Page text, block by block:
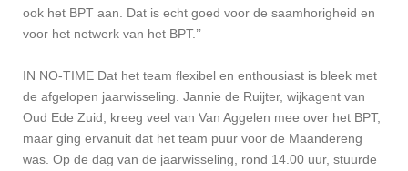
ook het BPT aan. Dat is echt goed voor de saamhorigheid en
voor het netwerk van het BPT.’’
IN NO-TIME Dat het team flexibel en enthousiast is bleek met
de afgelopen jaarwisseling. Jannie de Ruijter, wijkagent van
Oud Ede Zuid, kreeg veel van Van Aggelen mee over het BPT,
maar ging ervanuit dat het team puur voor de Maandereng
was. Op de dag van de jaarwisseling, rond 14.00 uur, stuurde